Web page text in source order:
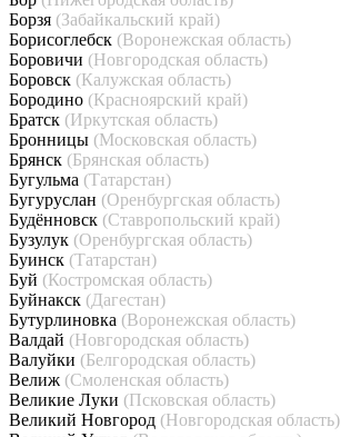
Борзя (Забайкальский край)
Борисоглебск (Воронежская область)
Боровичи (Новгородская область)
Боровск (Калужская область)
Бородино (Красноярский край)
Братск (Иркутская область)
Бронницы (Московская область)
Брянск (Брянская область)
Бугульма (Татарстан)
Бугуруслан (Оренбургская область)
Будённовск (Ставропольский край)
Бузулук (Оренбургская область)
Буинск (Татарстан)
Буй (Костромская область)
Буйнакск (Дагестан)
Бутурлиновка (Воронежская область)
Валдай (Новгородская область)
Валуйки (Белгородская область)
Велиж (Смоленская область)
Великие Луки (Псковская область)
Великий Новгород (Новгородская область)